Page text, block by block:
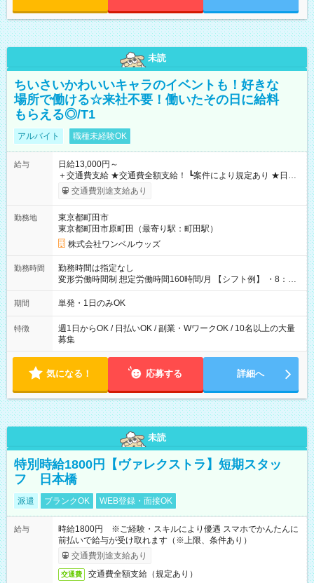
未読
ちいさいかわいいキャラのイベントも！好きな
場所で働ける☆来社不要！働いたその日に給料
もらえる◎/T1
アルバイト 職種未経験OK
給与
日給13,000円～
＋交通費支給 ★交通費全額支給！ ┗案件により規定あり ★日払
いOK！（規定あり） ┗働いたその日に現金GET♪ お仕事後はコ
ンビニATMから 日払い分を引き落とせます！ 【試用期間】試
交通費別途支給あり
勤務地
東京都町田市
東京都町田市原町田（最寄り駅：町田駅）
株式会社ワンベルウッズ
勤務時間
勤務時間は指定なし
変形労働時間制 想定労働時間160時間/月 【シフト例】 ・8：00
～21：00
期間 単発・1日のみOK
特徴
週1日からOK / 日払いOK / 副業・WワークOK / 10名以上の大量
募集
気になる！ 応募する 詳細へ
未読
特別時給1800円【ヴァレクストラ】短期スタッ
フ 日本橋
派遣 ブランクOK WEB登録・面接OK
給与
時給1800円 ※ご経験・スキルにより優遇 スマホでかんたんに
前払いで給与が受け取れます（※上限、条件あり）
交通費別途支給あり
交通費 交通費全額支給（規定あり）